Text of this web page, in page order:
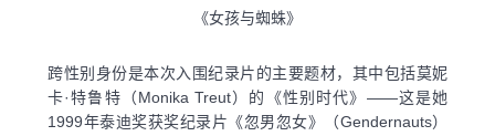
《女孩与蜘蛛》
跨性别身份是本次入围纪录片的主要题材，其中包括莫妮
卡·特鲁特（Monika Treut）的《性别时代》——这是她
1999年泰迪奖获奖纪录片《忽男忽女》（Gendernauts）